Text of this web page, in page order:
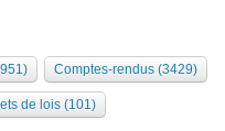
Comptes-rendus (3429)
de lois (101)